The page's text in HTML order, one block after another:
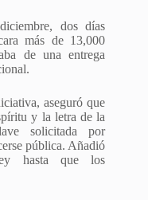
dos días
más de 13,000
de una entrega
aseguró que
y la letra de la
solicitada por
pública. Añadió
hasta que los